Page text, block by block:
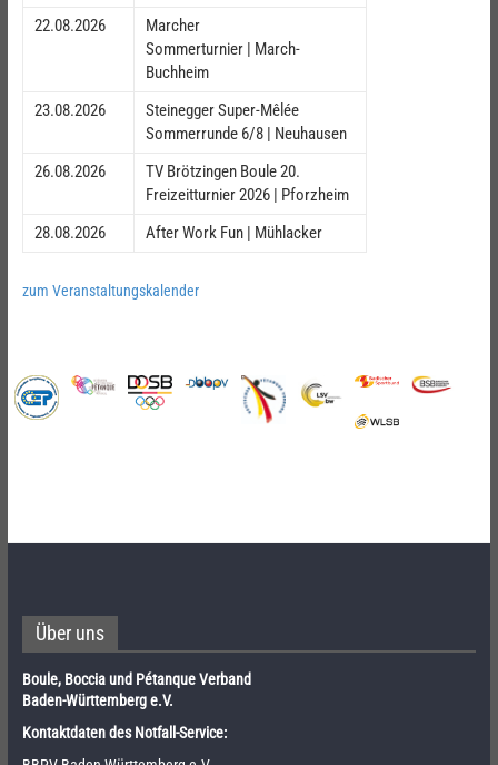
22.08.2026
Marcher
Sommerturnier | March-
Buchheim
23.08.2026
Steinegger Super-Mêlée
Sommerrunde 6/8 | Neuhausen
26.08.2026
TV Brötzingen Boule 20.
Freizeitturnier 2026 | Pforzheim
28.08.2026
After Work Fun | Mühlacker
zum Veranstaltungskalender
Über uns
Boule, Boccia und Pétanque Verband
Baden-Württemberg e.V.
Kontaktdaten des Notfall-Service: